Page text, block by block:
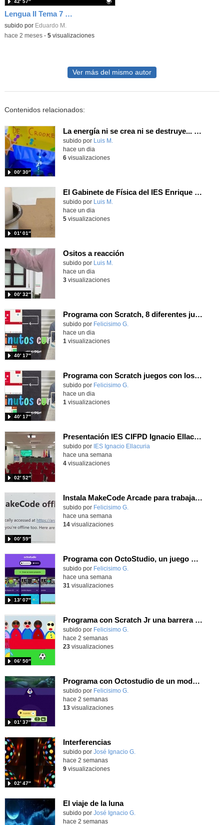
Lengua II Tema 7 Clase 74 20260519 - Figuras retóricas y Juan Ramón Jiménez
Contenido educativo.
subido por Eduardo M.
42′ 57″
-hace 2 meses- 5visualizaciones
Ver más del mismo autor
Contenidos relacionados:
La energía ni se crea ni se destruye... ¡se experimenta! El Tierno en la Feria Madrid es Ciencia 2026
Contenido educativo.
subido por Luis M.
00′ 30″
hace un dia
6visualizaciones
El Gabinete de Física del IES Enrique Tierno Galván de Parla (Curso 25-26)
Contenido educativo.
subido por Luis M.
01′ 01″
hace un dia
5visualizaciones
Ositos a reacción
Contenido educativo.
subido por Luis M.
00′ 32″
hace un dia
3visualizaciones
Programa con Scratch, 8 diferentes juegos para vivir la emoción de los partidos de España en el mundial 2026
Contenido educativo.
subido por Felicisimo G.
40′ 17″
hace un dia
1 visualizaciones
Programa con Scratch juegos con los partidos del mundial 2026 ganados por España
Contenido educativo.
subido por Felicisimo G.
40′ 17″
hace un dia
1 visualizaciones
Presentación IES CIFPD Ignacio Ellacuría
Contenido educativo.
subido por IES Ignacio Ellacuria
02′ 52″
hace una semana
4visualizaciones
Instala MakeCode Arcade para trabajar offline en tu tablet, ordenador, Chromebook
Contenido educativo.
subido por Felicisimo G.
00′ 59″
hace una semana
14visualizaciones
Programa con OctoStudio, un juego de disparos contra Zombies con un cargador basado en el House of the dead
Contenido educativo.
subido por Felicisimo G.
13′ 07″
hace una semana
31 visualizaciones
Programa con Scratch Jr una barrera que se desplaza para dar sensación de movimiento
Contenido educativo.
subido por Felicisimo G.
06′ 50″
hace 2 semanas
23visualizaciones
Programa con Octostudio de un modo sencillo, offline y gratuito
Contenido educativo.
subido por Felicisimo G.
01′ 37″
hace 2 semanas
13visualizaciones
Interferencias
Contenido educativo.
subido por José Ignacio G.
02′ 47″
hace 2 semanas
9visualizaciones
El viaje de la luna
Contenido educativo.
subido por José Ignacio G.
hace 2 semanas